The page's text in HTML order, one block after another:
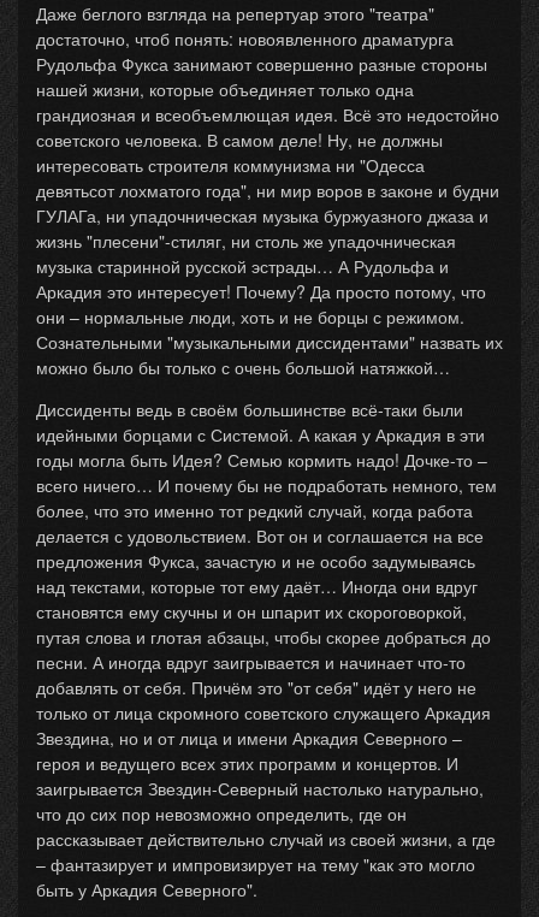
Даже беглого взгляда на репертуар этого "театра"
достаточно, чтоб понять: новоявленного драматурга
Рудольфа Фукса занимают совершенно разные стороны
нашей жизни, которые объединяет только одна
грандиозная и всеобъемлющая идея. Всё это недостойно
советского человека. В самом деле! Ну, не должны
интересовать строителя коммунизма ни "Одесса
девятьсот лохматого года", ни мир воров в законе и будни
ГУЛАГа, ни упадочническая музыка буржуазного джаза и
жизнь "плесени"-стиляг, ни столь же упадочническая
музыка старинной русской эстрады… А Рудольфа и
Аркадия это интересует! Почему? Да просто потому, что
они – нормальные люди, хоть и не борцы с режимом.
Сознательными "музыкальными диссидентами" назвать их
можно было бы только с очень большой натяжкой…
Диссиденты ведь в своём большинстве всё-таки были
идейными борцами с Системой. А какая у Аркадия в эти
годы могла быть Идея? Семью кормить надо! Дочке-то –
всего ничего… И почему бы не подработать немного, тем
более, что это именно тот редкий случай, когда работа
делается с удовольствием. Вот он и соглашается на все
предложения Фукса, зачастую и не особо задумываясь
над текстами, которые тот ему даёт… Иногда они вдруг
становятся ему скучны и он шпарит их скороговоркой,
путая слова и глотая абзацы, чтобы скорее добраться до
песни. А иногда вдруг заигрывается и начинает что-то
добавлять от себя. Причём это "от себя" идёт у него не
только от лица скромного советского служащего Аркадия
Звездина, но и от лица и имени Аркадия Северного –
героя и ведущего всех этих программ и концертов. И
заигрывается Звездин-Северный настолько натурально,
что до сих пор невозможно определить, где он
рассказывает действительно случай из своей жизни, а где
– фантазирует и импровизирует на тему "как это могло
быть у Аркадия Северного".